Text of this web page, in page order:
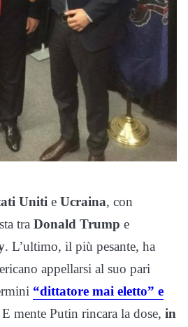
Uniti e Ucraina, con
tra Donald Trump e
. L’ultimo, il più pesante, ha
appellarsi al suo pari
“dittatore mai eletto” e
mente Putin rincara la dose, in